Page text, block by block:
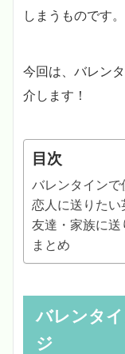
しまうものです。
今回は、バレン
介します！
目次
バレンタイン
恋人に送りた
友達・家族に
まとめ
バレンタ
ジ